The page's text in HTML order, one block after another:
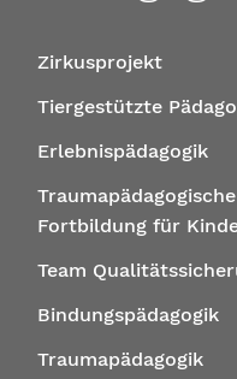
Zirkusprojekt
Tiergestützte
Erlebnispädagogik
Traumapädagogische
Fortbildung für
Team
Bindungspädagogik
Traumapädagogik